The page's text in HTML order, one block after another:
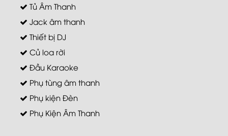
Tủ Âm Thanh
Jack âm thanh
Thiết bị DJ
Củ loa rời
Đầu Karaoke
Phụ tùng âm thanh
Phụ kiện Đèn
Phụ Kiện Âm Thanh